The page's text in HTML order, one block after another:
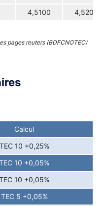
4,5100 4,5200
pages reuters (BDFCNOTEC)
Calcul
TEC 10 +0,25%
10 +0,05%
10 +0,05%
TEC 5 +0,05%